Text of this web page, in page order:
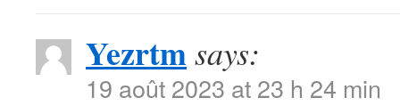
Yezrtmsays:
19 août 2023 at 23 h 24 min